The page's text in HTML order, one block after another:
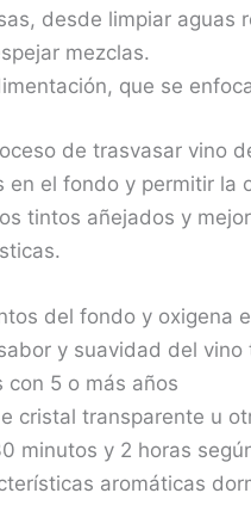
desde limpiar aguas
mezclas.
que se
de trasvasar vino
el fondo y permitir la
tintos añejados y
del fondo y oxigena
y suavidad del vino
con 5 o más años
cristal transparente u
minutos y 2 horas
aromáticas